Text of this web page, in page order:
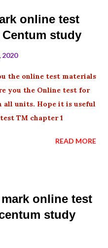
online test
study
2020
the online test materials
you the Online test for
all units. Hope it is useful
TM chapter 1
READ MORE
online test
study